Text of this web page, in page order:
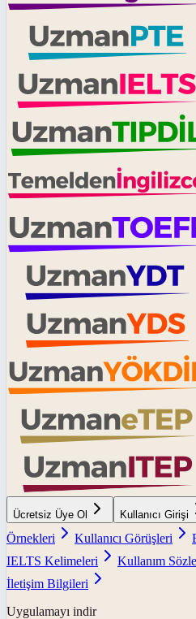
Ücretsiz Üye Ol Kullanıcı Girişi
Örnekleri
Kullanıcı Görüşleri
IELTS Kelimeleri
Kullanım
İletişim Bilgileri
Uygulamayı indir